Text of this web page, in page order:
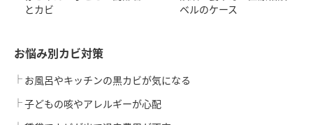
とカビ
ベルのケース
お悩み別カビ対策
お風呂やキッチンの黒カビが気になる
子どもの咳やアレルギーが心配